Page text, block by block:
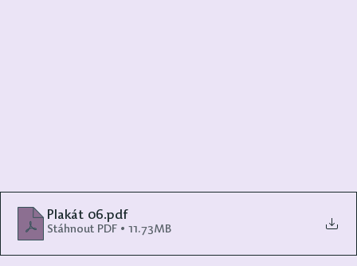
Plakát 06.pdf
Stáhnout PDF • 11.73MB